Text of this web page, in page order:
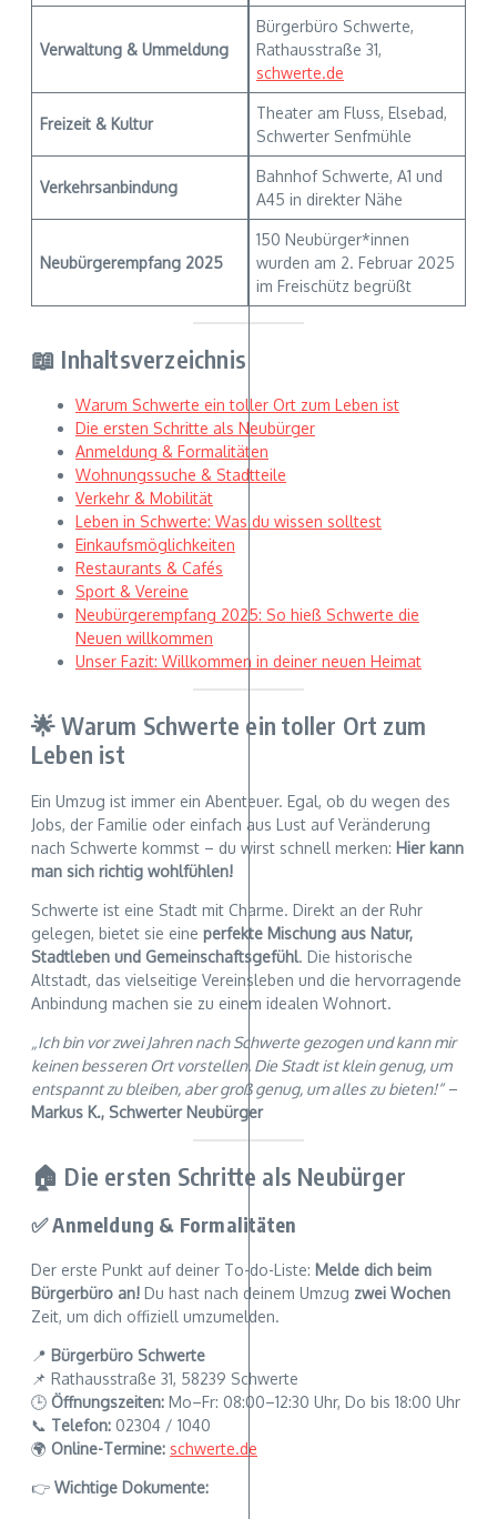
Verwaltung & Ummeldung
Bürgerbüro Schwerte,
Rathausstraße 31,
schwerte.de
Freizeit & Kultur
Theater am Fluss, Elsebad,
Schwerter Senfmühle
Verkehrsanbindung
Bahnhof Schwerte, A1 und
A45 in direkter Nähe
Neubürgerempfang 2025
150 Neubürger*innen
wurden am 2. Februar 2025
im Freischütz begrüßt
📖 Inhaltsverzeichnis
Warum Schwerte ein toller Ort zum Leben ist
Die ersten Schritte als Neubürger
Anmeldung & Formalitäten
Wohnungssuche & Stadtteile
Verkehr & Mobilität
Leben in Schwerte: Was du wissen solltest
Einkaufsmöglichkeiten
Restaurants & Cafés
Sport & Vereine
Neubürgerempfang 2025: So hieß Schwerte die
Neuen willkommen
Unser Fazit: Willkommen in deiner neuen Heimat
🌟 Warum Schwerte ein toller Ort zum
Leben ist
Ein Umzug ist immer ein Abenteuer. Egal, ob du wegen des
Jobs, der Familie oder einfach aus Lust auf Veränderung
nach Schwerte kommst – du wirst schnell merken: Hier kann
man sich richtig wohlfühlen!
Schwerte ist eine Stadt mit Charme. Direkt an der Ruhr
gelegen, bietet sie eine perfekte Mischung aus Natur,
Stadtleben und Gemeinschaftsgefühl. Die historische
Altstadt, das vielseitige Vereinsleben und die hervorragende
Anbindung machen sie zu einem idealen Wohnort.
„Ich bin vor zwei Jahren nach Schwerte gezogen und kann mir
keinen besseren Ort vorstellen. Die Stadt ist klein genug, um
entspannt zu bleiben, aber groß genug, um alles zu bieten!“–
Markus K., Schwerter Neubürger
🏠 Die ersten Schritte als Neubürger
✅ Anmeldung & Formalitäten
Der erste Punkt auf deiner To-do-Liste: Melde dich beim
Bürgerbüro an! Du hast nach deinem Umzug zwei Wochen
Zeit, um dich offiziell umzumelden.
📍 Bürgerbüro Schwerte
📌 Rathausstraße 31, 58239 Schwerte
🕒 Öffnungszeiten: Mo–Fr: 08:00–12:30 Uhr, Do bis 18:00 Uhr
📞 Telefon: 02304 / 1040
🌍 Online-Termine: schwerte.de
👉 Wichtige Dokumente: